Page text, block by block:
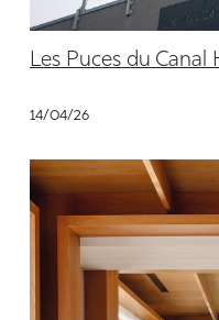
Les Puces du
14/04/26